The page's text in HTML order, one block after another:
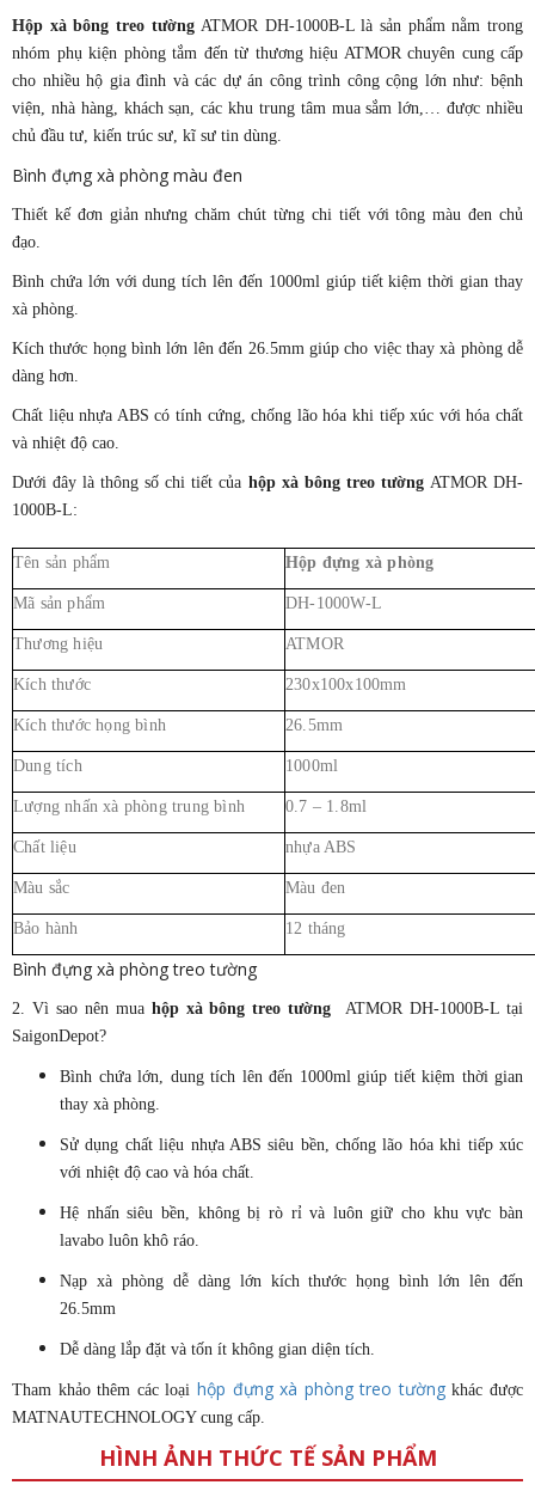
Hộp xà bông treo tườngATMOR DH-1000B-L là sản phẩm nằm trong
nhóm phụ kiện phòng tắm đến từ thương hiệu ATMOR chuyên cung cấp
cho nhiều hộ gia đình và các dự án công trình công cộng lớn như: bệnh
viện, nhà hàng, khách sạn, các khu trung tâm mua sắm lớn,… được nhiều
chủ đầu tư, kiến trúc sư, kĩ sư tin dùng.
Bình đựng xà phòng màu đen
Thiết kế đơn giản nhưng chăm chút từng chi tiết với tông màu đen chủ
đạo.
Bình chứa lớn với dung tích lên đến 1000ml giúp tiết kiệm thời gian thay
xà phòng.
Kích thước họng bình lớn lên đến 26.5mm giúp cho việc thay xà phòng dễ
dàng hơn.
Chất liệu nhựa ABS có tính cứng, chống lão hóa khi tiếp xúc với hóa chất
và nhiệt độ cao.
Dưới đây là thông số chi tiết của hộp xà bông treo tườngATMOR DH-
1000B-L:
Tên sản phẩm Hộp đựng xà phòng
Mã sản phẩm DH-1000W-L
Thương hiệu ATMOR
Kích thước 230x100x100mm
Kích thước họng bình 26.5mm
Dung tích 1000ml
Lượng nhấn xà phòng trung bình 0.7 – 1.8ml
Chất liệu nhựa ABS
Màu sắc Màu đen
Bảo hành 12 tháng
Bình đựng xà phòng treo tường
2. Vì sao nên mua hộp xà bông treo tường
ATMOR DH-1000B-L tại
SaigonDepot?
Bình chứa lớn, dung tích lên đến 1000ml giúp tiết kiệm thời gian
thay xà phòng.
Sử dụng chất liệu nhựa ABS siêu bền, chống lão hóa khi tiếp xúc
với nhiệt độ cao và hóa chất.
Hệ nhấn siêu bền, không bị rò rỉ và luôn giữ cho khu vực bàn
lavabo luôn khô ráo.
Nạp xà phòng dễ dàng lớn kích thước họng bình lớn lên đến
26.5mm
Dễ dàng lắp đặt và tốn ít không gian diện tích.
Tham khảo thêm các loại hộp đựng xà phòng treo tườngkhác được
MATNAUTECHNOLOGY cung cấp.
HÌNH ẢNH THỨC TẾ SẢN PHẨM